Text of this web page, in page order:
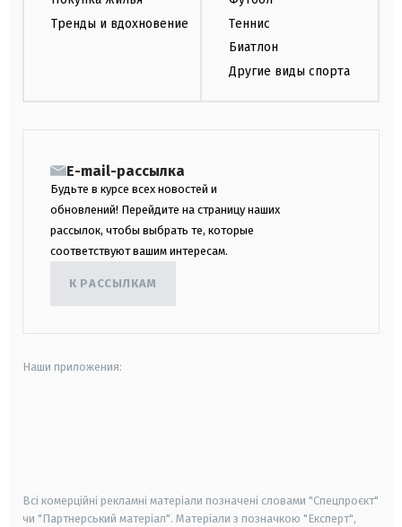
Тренды и вдохновение
Теннис
Биатлон
Другие виды спорта
E-mail-рассылка
Будьте в курсе всех новостей и
обновлений! Перейдите на страницу наших
рассылок, чтобы выбрать те, которые
соответствуют вашим интересам.
К РАССЫЛКАМ
Наши приложения:
Всі комерційні рекламні матеріали позначені словами "Спецпроєкт"
чи "Партнерський матеріал". Матеріали з позначкою "Експерт",